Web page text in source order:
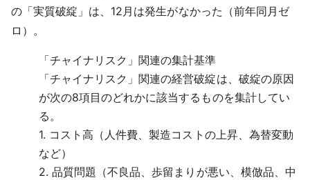
の「実質破綻」は、12月は発生がなかった（前年同月ゼ
ロ）。
「チャイナリスク」関連の集計基準
「チャイナリスク」関連の経営破綻は、破綻の原因
が次の8項目のどれかに該当するものを集計してい
る。
1. コスト高（人件費、製造コストの上昇、為替変動
など）
2. 品質問題（不良品、歩留まりが悪い、模倣品、中